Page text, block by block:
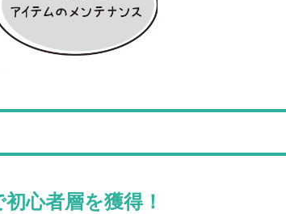
心者層を獲得！